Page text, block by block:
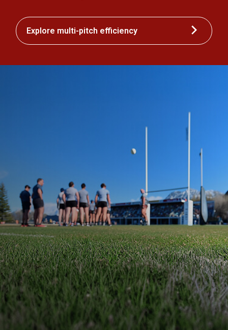
Explore multi-pitch efficiency